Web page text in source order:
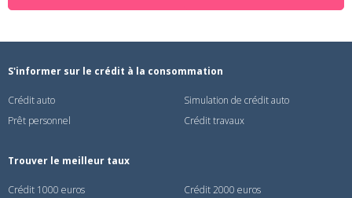
S'informer sur le crédit à la consommation
Crédit auto
Simulation de crédit auto
Prêt personnel
Crédit travaux
Trouver le meilleur taux
Crédit 1000 euros
Crédit 2000 euros